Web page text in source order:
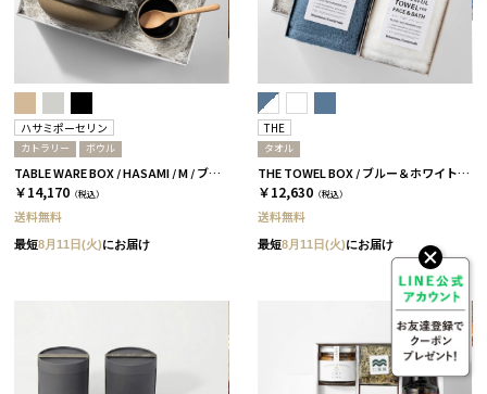
ハサミポーセリン
カトラリー ボウル
TABLE WARE BOX / HASAMI / M / ブラック［ハサミポーセリン］
￥14,170 （税込）
送料無料
最短8月11日(火)にお届け
THE
タオル
THE TOWEL BOX / ブルー＆ホワイト［THE］
￥12,630 （税込）
送料無料
最短8月11日(火)にお届け